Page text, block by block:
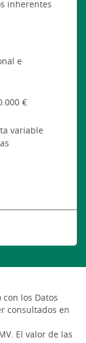
inherentes
e
€
variable
los Datos
consultados en
El valor de las